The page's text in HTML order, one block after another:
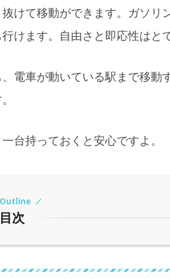
けて移動ができます。ガソリ
けます。自由さと即応性はと
電車が動いている駅まで移動
台持っておくと安心ですよ。
目次
Outline